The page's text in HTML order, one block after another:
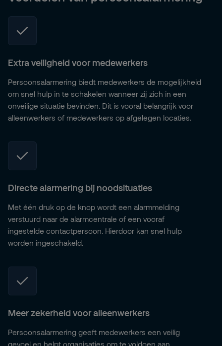
Extra veiligheid voor medewerkers
Persoonsalarmering biedt medewerkers de mogelijkheid
om snel hulp in te schakelen wanneer zij zich in een
onveilige situatie bevinden. Dit is vooral belangrijk voor
alleenwerkers of medewerkers op afgelegen locaties.
Directe alarmering bij noodsituaties
Met één druk op de knop wordt een alarmmelding
verstuurd naar de alarmcentrale of een vooraf
ingestelde contactpersoon. Hierdoor kan snel hulp
worden ingeschakeld.
Meer zekerheid voor alleenwerkers
Persoonsalarmering geeft medewerkers een veilig
gevoel en helpt organisaties om te voldoen aan